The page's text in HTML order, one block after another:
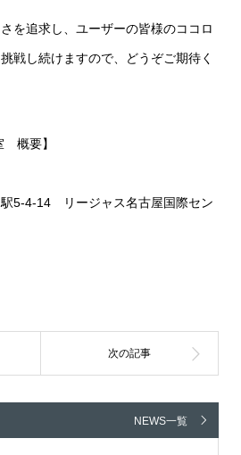
を追求し、ユーザーの皆様のココロ
戦し続けますので、どうぞご期待く
概要】
5-4-14 リージャス名古屋国際セン
NEWS一覧